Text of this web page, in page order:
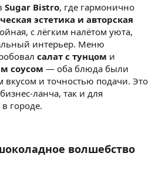
Sugar Bistro, где гармонично
эстетика и авторская
с лёгким налётом уюта,
интерьер. Меню
салат с тунцом и
соусом — оба блюда были
вкусом и точностью подачи. Это
ланча, так и для
городе.
волшебство